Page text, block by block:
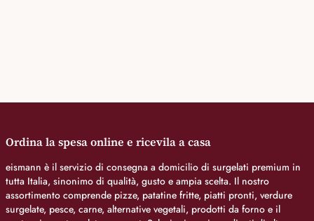
Ordina la spesa online e ricevila a casa
eismann è il servizio di consegna a domicilio di surgelati premium in
tutta Italia, sinonimo di qualità, gusto e ampia scelta. Il nostro
assortimento comprende pizze, patatine fritte, piatti pronti, verdure
surgelate, pesce, carne, alternative vegetali, prodotti da forno e il